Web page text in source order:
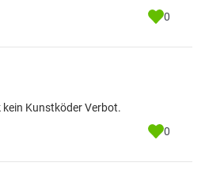
0
kein Kunstköder Verbot.
0